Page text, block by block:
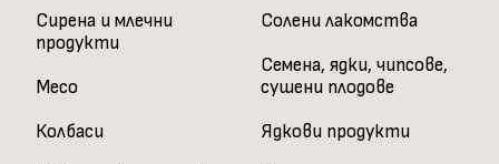
Сирена и млечни
продукти
Месо
Колбаси
Солени лакомства
Семена, ядки, чипсове,
сушени плодове
Ядкови продукти